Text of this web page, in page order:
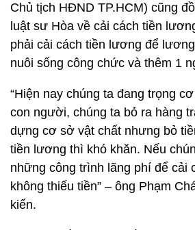
Chủ tịch HĐND TP.HCM) cũng
luật sư Hòa về cải cách tiền
phải cải cách tiền lương để
nuôi sống công chức và thêm 1
“Hiện nay chúng ta đang trọng
con người, chúng ta bỏ ra hàng
dựng cơ sở vật chất nhưng bỏ
tiền lương thì khó khăn. Nếu
những công trình lãng phí để cải
không thiếu tiền” – ông Phạm
kiến.